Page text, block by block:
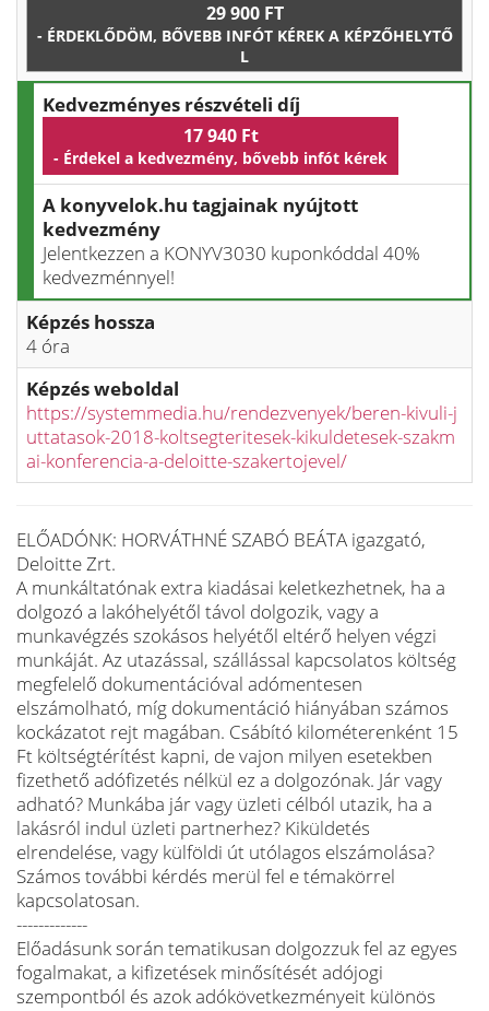
29 900 FT
- ÉRDEKLŐDÖM, BŐVEBB INFÓT KÉREK A KÉPZŐHELYTŐ
L
Kedvezményes részvételi díj
17 940 Ft
- Érdekel a kedvezmény, bővebb infót kérek
A konyvelok.hu tagjainak nyújtott
kedvezmény
Jelentkezzen a KONYV3030 kuponkóddal 40%
kedvezménnyel!
Képzés hossza
4 óra
Képzés weboldal
https://systemmedia.hu/rendezvenyek/beren-kivuli-j
uttatasok-2018-koltsegteritesek-kikuldetesek-szakm
ai-konferencia-a-deloitte-szakertojevel/
ELŐADÓNK: HORVÁTHNÉ SZABÓ BEÁTA igazgató,
Deloitte Zrt.
A munkáltatónak extra kiadásai keletkezhetnek, ha a
dolgozó a lakóhelyétől távol dolgozik, vagy a
munkavégzés szokásos helyétől eltérő helyen végzi
munkáját. Az utazással, szállással kapcsolatos költség
megfelelő dokumentációval adómentesen
elszámolható, míg dokumentáció hiányában számos
kockázatot rejt magában. Csábító kilométerenként 15
Ft költségtérítést kapni, de vajon milyen esetekben
fizethető adófizetés nélkül ez a dolgozónak. Jár vagy
adható? Munkába jár vagy üzleti célból utazik, ha a
lakásról indul üzleti partnerhez? Kiküldetés
elrendelése, vagy külföldi út utólagos elszámolása?
Számos további kérdés merül fel e témakörrel
kapcsolatosan.
-------------
Előadásunk során tematikusan dolgozzuk fel az egyes
fogalmakat, a kifizetések minősítését adójogi
szempontból és azok adókövetkezményeit különös